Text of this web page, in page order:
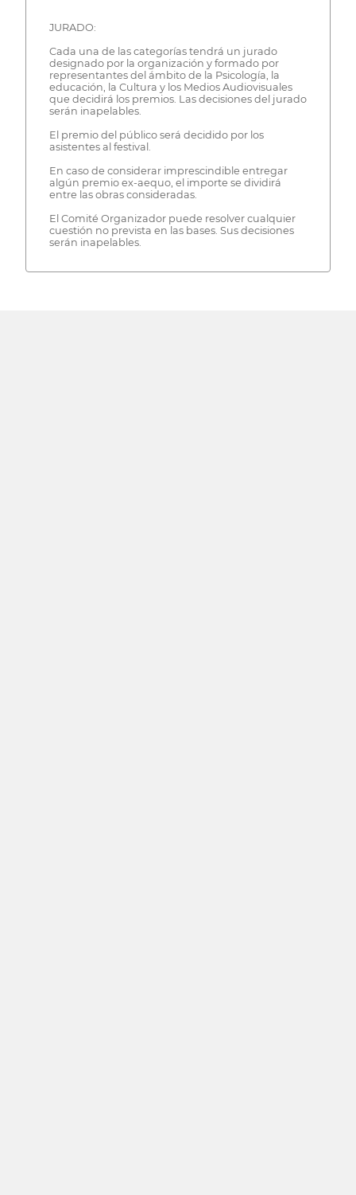
JURADO:
Cada una de las categorías tendrá un jurado
designado por la organización y formado por
representantes del ámbito de la Psicología, la
educación, la Cultura y los Medios Audiovisuales
que decidirá los premios. Las decisiones del jurado
serán inapelables.
El premio del público será decidido por los
asistentes al festival.
En caso de considerar imprescindible entregar
algún premio ex-aequo, el importe se dividirá
entre las obras consideradas.
El Comité Organizador puede resolver cualquier
cuestión no prevista en las bases. Sus decisiones
serán inapelables.